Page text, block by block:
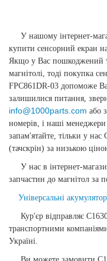
У нашому інтернет-
купити сенсорний екран
Якщо у Вас пошкоджений
магнітолі, тоді покупка
FPC861DR-03 допоможе
залишилися питання,
info@1000parts.com або
номерів, і наші
запам'ятайте, тільки у
(тачскрін) за низькою
У нас в інтернет-
запчастин до магнітол за
Універсальні
Кур'єр відправляє
транспортними
Україні.